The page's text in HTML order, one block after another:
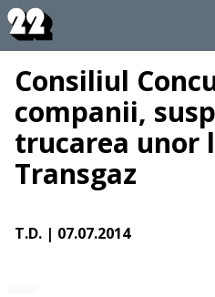
Consiliul
companii,
trucarea unor
Transgaz
T.D. | 07.07.2014